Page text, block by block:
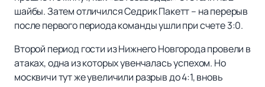
шайбы. Затем отличился Седрик Пакетт – на перерыв
после первого периода команды ушли при счете 3:0.
Второй период гости из Нижнего Новгорода провели в
атаках, одна из которых увенчалась успехом. Но
москвичи тут же увеличили разрыв до 4:1, вновь